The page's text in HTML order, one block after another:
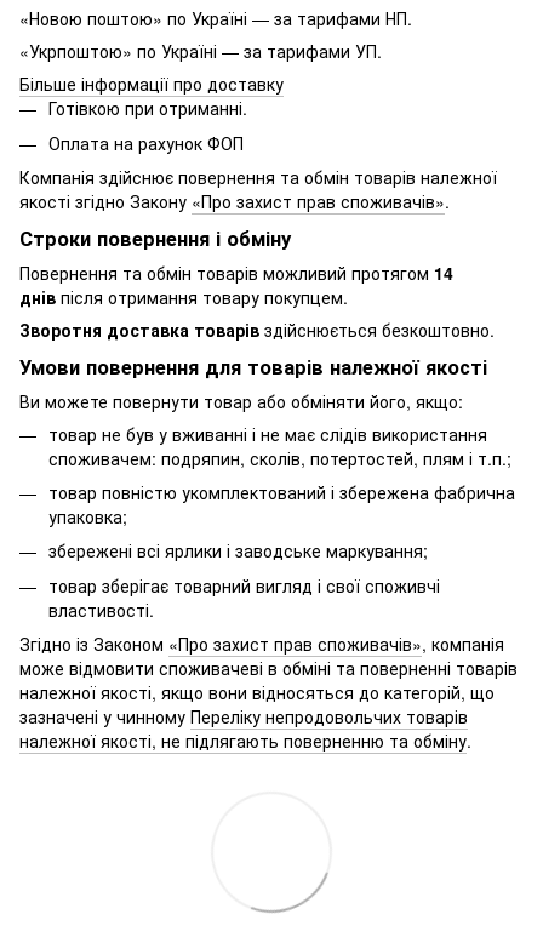
«Новою поштою» по Україні — за тарифами НП.
«Укрпоштою» по Україні — за тарифами УП.
Більше інформації про доставку
Готівкою при отриманні.
Оплата на рахунок ФОП
Компанія здійснює повернення та обмін товарів належної
якості згідно Закону «Про захист прав споживачів».
Строки повернення і обміну
Повернення та обмін товарів можливий протягом 14
днів після отримання товару покупцем.
Зворотня доставка товарів здійснюється безкоштовно.
Умови повернення для товарів належної якості
Ви можете повернути товар або обміняти його, якщо:
товар не був у вживанні і не має слідів використання
споживачем: подряпин, сколів, потертостей, плям і т.п.;
товар повністю укомплектований і збережена фабрична
упаковка;
збережені всі ярлики і заводське маркування;
товар зберігає товарний вигляд і свої споживчі
властивості.
Згідно із Законом «Про захист прав споживачів», компанія
може відмовити споживачеві в обміні та поверненні товарів
належної якості, якщо вони відносяться до категорій, що
зазначені у чинному Переліку непродовольчих товарів
належної якості, не підлягають поверненню та обміну.